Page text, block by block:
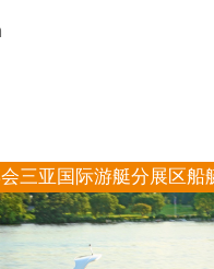
三亚国际游艇分展区船